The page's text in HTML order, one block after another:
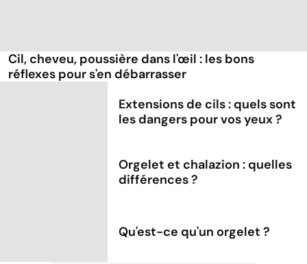
Cil, cheveu, poussière dans l'œil : les bons
réflexes pour s'en débarrasser
Extensions de cils : quels sont
les dangers pour vos yeux ?
Orgelet et chalazion : quelles
différences ?
Qu'est-ce qu'un orgelet ?